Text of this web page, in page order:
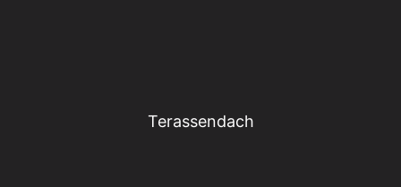
Terassendach